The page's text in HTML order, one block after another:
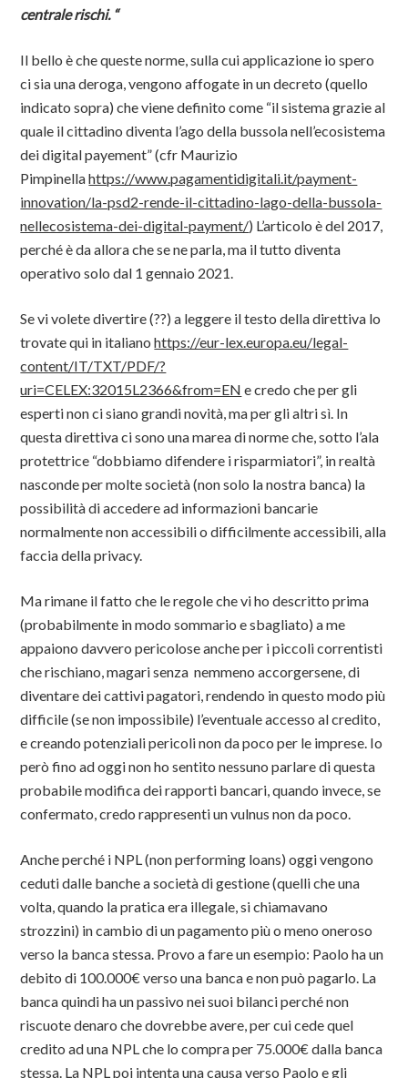
centrale rischi. “
Il bello è che queste norme, sulla cui applicazione io spero
ci sia una deroga, vengono affogate in un decreto (quello
indicato sopra) che viene definito come “il sistema grazie al
quale il cittadino diventa l’ago della bussola nell’ecosistema
dei digital payement” (cfr Maurizio
Pimpinellahttps://www.pagamentidigitali.it/payment-
innovation/la-psd2-rende-il-cittadino-lago-della-bussola-
nellecosistema-dei-digital-payment/) L’articolo è del 2017,
perché è da allora che se ne parla, ma il tutto diventa
operativo solo dal 1 gennaio 2021.
Se vi volete divertire (??) a leggere il testo della direttiva lo
trovate qui in italianohttps://eur-lex.europa.eu/legal-
content/IT/TXT/PDF/?
uri=CELEX:32015L2366&from=EN e credo che per gli
esperti non ci siano grandi novità, ma per gli altri sì. In
questa direttiva ci sono una marea di norme che, sotto l’ala
protettrice “dobbiamo difendere i risparmiatori”, in realtà
nasconde per molte società (non solo la nostra banca) la
possibilità di accedere ad informazioni bancarie
normalmente non accessibili o difficilmente accessibili, alla
faccia della privacy.
Ma rimane il fatto che le regole che vi ho descritto prima
(probabilmente in modo sommario e sbagliato) a me
appaiono davvero pericolose anche per i piccoli correntisti
che rischiano, magari senza nemmeno accorgersene, di
diventare dei cattivi pagatori, rendendo in questo modo più
difficile (se non impossibile) l’eventuale accesso al credito,
e creando potenziali pericoli non da poco per le imprese. Io
però fino ad oggi non ho sentito nessuno parlare di questa
probabile modifica dei rapporti bancari, quando invece, se
confermato, credo rappresenti un vulnus non da poco.
Anche perché i NPL (non performing loans) oggi vengono
ceduti dalle banche a società di gestione (quelli che una
volta, quando la pratica era illegale, si chiamavano
strozzini) in cambio di un pagamento più o meno oneroso
verso la banca stessa. Provo a fare un esempio: Paolo ha un
debito di 100.000€ verso una banca e non può pagarlo. La
banca quindi ha un passivo nei suoi bilanci perché non
riscuote denaro che dovrebbe avere, per cui cede quel
credito ad una NPL che lo compra per 75.000€ dalla banca
stessa. La NPL poi intenta una causa verso Paolo e gli